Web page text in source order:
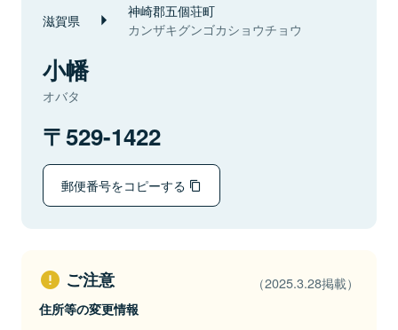
滋賀県 神崎郡五個荘町
カンザキグンゴカショウチョウ
小幡
オバタ
529-1422
郵便番号をコピーする
ご注意 （2025.3.28掲載）
住所等の変更情報